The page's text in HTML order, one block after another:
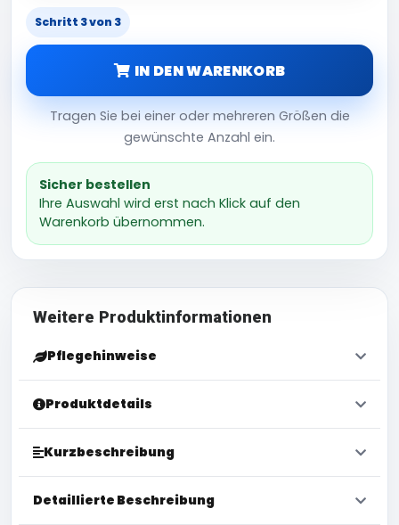
Schritt 3 von 3
IN DEN WARENKORB
Tragen Sie bei einer oder mehreren Größen die
gewünschte Anzahl ein.
Sicher bestellen
Ihre Auswahl wird erst nach Klick auf den
Warenkorb übernommen.
Weitere Produktinformationen
Pflegehinweise
Produktdetails
Kurzbeschreibung
Detaillierte Beschreibung